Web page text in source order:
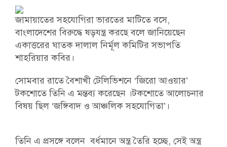
জামায়াতের সহযোগিরা ভারতের মাটিতে বসে,
বাংলাদেশের বিরুদ্ধে ষড়যন্ত্র করছে বলে জানিয়েছেন
একাত্তরের ঘাতক দালাল নির্মূল কমিটির সভাপতি
শাহরিয়ার কবির।
সোমবার রাতে বৈশাখী টেলিভিশনে ‘জিরো আওয়ার’
টকশোতে তিনি এ মন্তব্য করেছেন ।টকশোতে আলোচনার
বিষয় ছিল ‘জঙ্গিবাদ ও আঞ্চলিক সহযোগিতা’।
তিনি এ প্রসঙ্গে বলেন বর্ধমানে অন্ত্র তৈরি হচ্ছে, সেই অন্ত্র